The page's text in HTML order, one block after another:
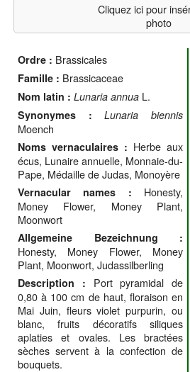
Cliquez ici pour
photo
Ordre : Brassicales
Famille : Brassicaceae
Nom latin : Lunaria annua L.
Synonymes : Lunaria biennis
Moench
Noms vernaculaires : Herbe aux
écus, Lunaire annuelle, Monnaie-du-
Pape, Médaille de Judas, Monoyère
Vernacular names : Honesty,
Money Flower, Money Plant,
Moonwort
Allgemeine Bezeichnung :
Honesty, Money Flower, Money
Plant, Moonwort, Judassilberling
Description : Port pyramidal de
0,80 à 100 cm de haut, floraison en
Mai Juin, fleurs violet purpurin, ou
blanc, fruits décoratifs siliques
aplaties et ovales. Les bractées
sèches servent à la confection de
bouquets.